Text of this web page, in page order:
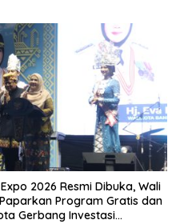
2026 Resmi Dibuka, Wali
Program Gratis dan
Gerbang Investasi